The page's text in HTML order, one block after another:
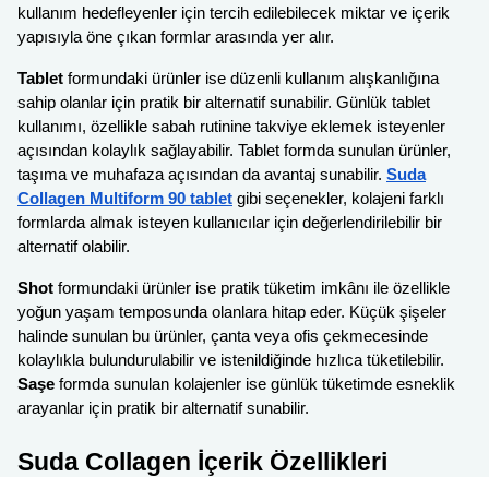
kullanım hedefleyenler için tercih edilebilecek miktar ve içerik
yapısıyla öne çıkan formlar arasında yer alır.
Tablet formundaki ürünler ise düzenli kullanım alışkanlığına
sahip olanlar için pratik bir alternatif sunabilir. Günlük tablet
kullanımı, özellikle sabah rutinine takviye eklemek isteyenler
açısından kolaylık sağlayabilir. Tablet formda sunulan ürünler,
taşıma ve muhafaza açısından da avantaj sunabilir. Suda
Collagen Multiform 90 tablet gibi seçenekler, kolajeni farklı
formlarda almak isteyen kullanıcılar için değerlendirilebilir bir
alternatif olabilir.
Shot formundaki ürünler ise pratik tüketim imkânı ile özellikle
yoğun yaşam temposunda olanlara hitap eder. Küçük şişeler
halinde sunulan bu ürünler, çanta veya ofis çekmecesinde
kolaylıkla bulundurulabilir ve istenildiğinde hızlıca tüketilebilir.
Saşe formda sunulan kolajenler ise günlük tüketimde esneklik
arayanlar için pratik bir alternatif sunabilir.
Suda Collagen İçerik Özellikleri